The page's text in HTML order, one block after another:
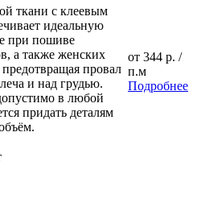
ткани с клеевым
идеальную
при пошиве
а также женских
провал
и над грудью.
в любой
придать деталям
от 344 р. /
п.м
Подробнее